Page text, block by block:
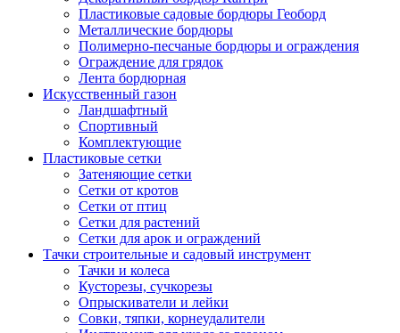
Пластиковые садовые бордюры Геоборд
Металлические бордюры
Полимерно-песчаные бордюры и ограждения
Ограждение для грядок
Лента бордюрная
Искусственный газон
Ландшафтный
Спортивный
Комплектующие
Пластиковые сетки
Затеняющие сетки
Сетки от кротов
Сетки от птиц
Сетки для растений
Сетки для арок и ограждений
Тачки строительные и садовый инструмент
Тачки и колеса
Кусторезы, сучкорезы
Опрыскиватели и лейки
Совки, тяпки, корнеудалители